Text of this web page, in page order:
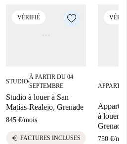
VÉRIFIÉ
STUDIO■
À PARTIR DU 04
SEPTEMBRE
Studio à louer à San
Matías-Realejo, Grenade
845 €/mois
euro FACTURES INCLUSES
à louer à
Grenade
750 €/